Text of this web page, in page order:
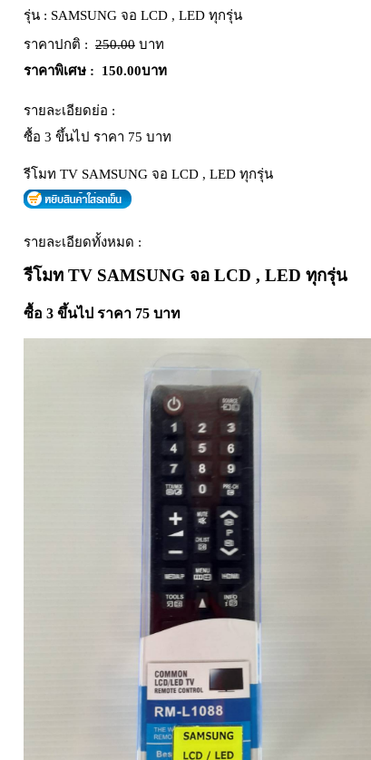
รุ่น : SAMSUNG จอ LCD , LED ทุกรุ่น
ราคาปกติ : 250.00 บาท
ราคาพิเศษ :
150.00บาท
รายละเอียดย่อ :
ซื้อ 3 ขึ้นไป ราคา 75 บาท
รีโมท TV SAMSUNG จอ LCD , LED ทุกรุ่น
รายละเอียดทั้งหมด :
รีโมท TV SAMSUNG จอ LCD , LED ทุกรุ่น
ซื้อ 3 ขึ้นไป ราคา 75 บาท